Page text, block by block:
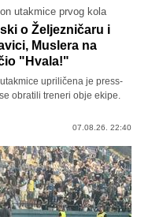
utakmice prvog kola
o Željezničaru i
Muslera na
"Hvala!"
upriličena je press-
obratili treneri obje ekipe.
07.08.26. 22:40